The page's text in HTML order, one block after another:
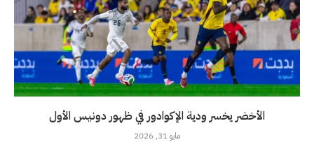
الأخضر يخسر ودية الإكوادور في ظهور دونيس الأول
مايو 31, 2026